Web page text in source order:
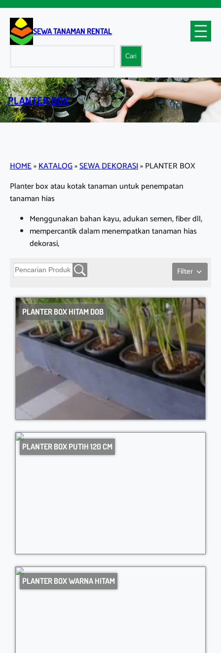
Lewati
konten
SEWA TANAMAN RENTAL
Cari
PLANTER BOX
HOME»KATALOG»SEWA DEKORASI»PLANTER BOX
Planter box atau kotak tanaman untuk penempatan
tanaman hias
Menggunakan bahan kayu, adukan semen, fiber dll,
mempercantik dalam menempatkan tanaman hias
dekorasi,
Filter
PLANTER BOX HITAM DOB
PLANTER BOX PUTIH 120 CM
PLANTER BOX WARNA HITAM